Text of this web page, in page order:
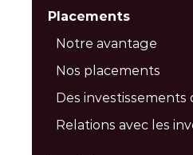
Placements
Notre avantage
Nos placements
Des investissements
Relations avec les